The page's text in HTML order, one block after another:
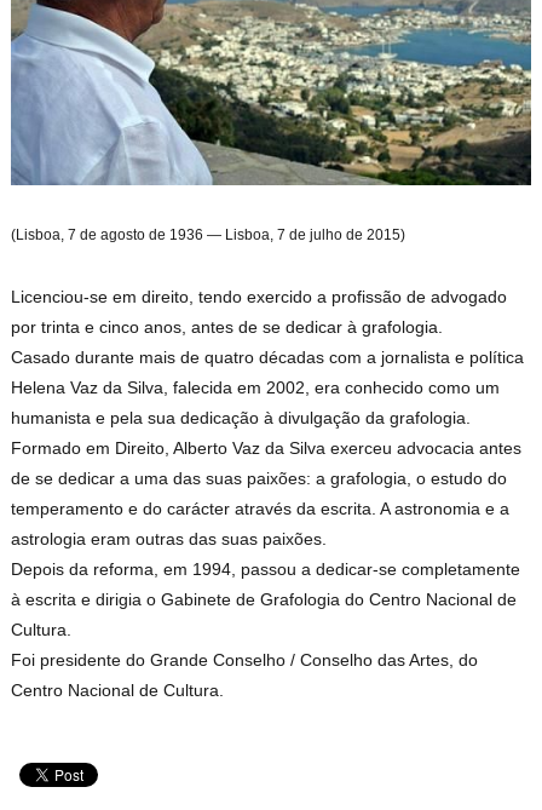
(Lisboa, 7 de agosto de 1936 — Lisboa, 7 de julho de 2015)
Licenciou-se em direito, tendo exercido a profissão de advogado
por trinta e cinco anos, antes de se dedicar à grafologia.
Casado durante mais de quatro décadas com a jornalista e política
Helena Vaz da Silva, falecida em 2002, era conhecido como um
humanista e pela sua dedicação à divulgação da grafologia.
Formado em Direito, Alberto Vaz da Silva exerceu advocacia antes
de se dedicar a uma das suas paixões: a grafologia, o estudo do
temperamento e do carácter através da escrita. A astronomia e a
astrologia eram outras das suas paixões.
Depois da reforma, em 1994, passou a dedicar-se completamente
à escrita e dirigia o Gabinete de Grafologia do Centro Nacional de
Cultura.
Foi presidente do Grande Conselho / Conselho das Artes, do
Centro Nacional de Cultura.